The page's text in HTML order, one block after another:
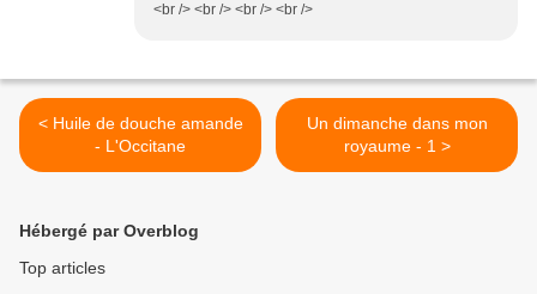
<br /> <br /> <br /> <br />
< Huile de douche amande
- L'Occitane
Un dimanche dans mon
royaume - 1 >
Hébergé par Overblog
Top articles